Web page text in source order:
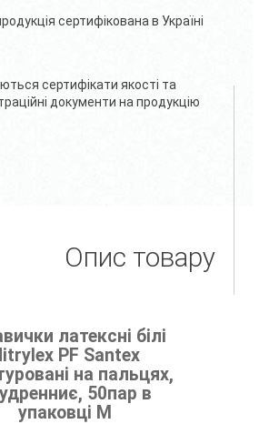
сертифікована в Україні
сертифікати якості та
документи на продукцію
Опис товару
латексні білі
PF Santex
на пальцях,
50пар в
упаковці M